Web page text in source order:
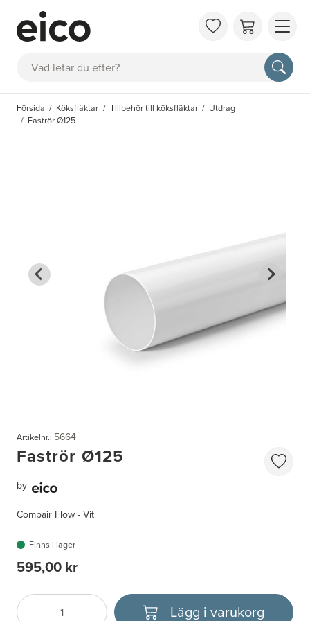
Sök
OM
FAQ
Försida Köksfläktar Tillbehör till köksfläktar
Utdrag
Faströr Ø125
Artikelnr.: 5664
Faströr Ø125
by
Compair Flow - Vit
Finns i lager
595,00 kr
Lägg i varukorg